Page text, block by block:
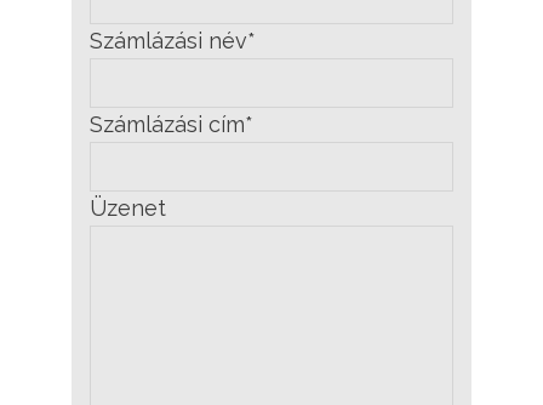
Számlázási név*
Számlázási cím*
Üzenet